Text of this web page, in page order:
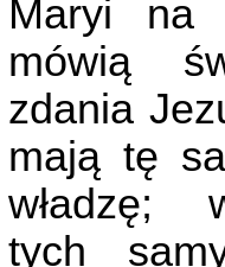
Maryi na
mówią
zdania
mają tę
władzę;
tych